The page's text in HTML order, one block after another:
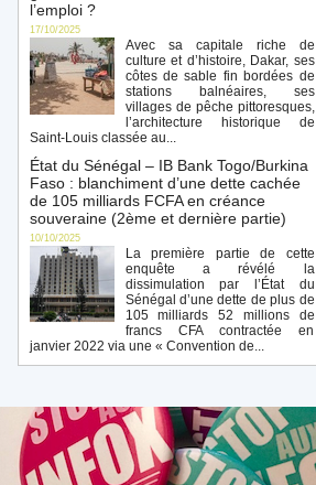
l’emploi ?
17/10/2025
Avec sa capitale riche de
culture et d’histoire, Dakar, ses
côtes de sable fin bordées de
stations balnéaires, ses
villages de pêche pittoresques,
l’architecture historique de
Saint-Louis classée au...
État du Sénégal – IB Bank Togo/Burkina
Faso : blanchiment d’une dette cachée
de 105 milliards FCFA en créance
souveraine (2ème et dernière partie)
10/10/2025
La première partie de cette
enquête a révélé la
dissimulation par l’État du
Sénégal d’une dette de plus de
105 milliards 52 millions de
francs CFA contractée en
janvier 2022 via une « Convention de...